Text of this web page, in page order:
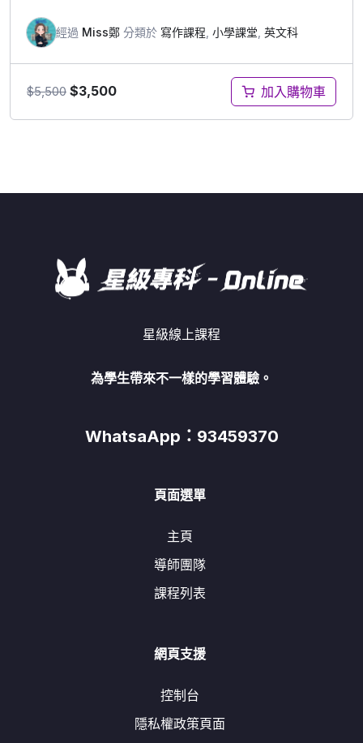
經過 Miss鄭 分類於 寫作課程 小學課堂 英文科
$5,500 $3,500 加入購物車
星級線上課程
為學生帶來不一樣的學習體驗。
WhatsaApp：93459370
頁面選單
主頁
導師團隊
課程列表
網頁支援
控制台
隱私權政策頁面